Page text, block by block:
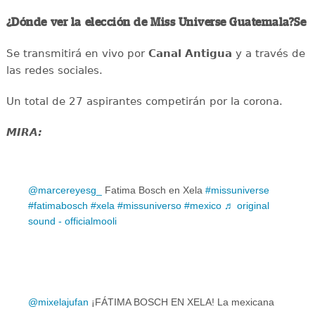
¿Dónde ver la elección de Miss Universe Guatemala?Se
Se transmitirá en vivo porCanal Antigua y a través de
las redes sociales.
Un total de 27 aspirantes competirán por la corona.
MIRA:
@marcereyesg_ Fatima Bosch en Xela #missuniverse
#fatimabosch #xela #missuniverso #mexico ♬ original
sound - officialmooli
@mixelajufan ¡FÁTIMA BOSCH EN XELA! La mexicana